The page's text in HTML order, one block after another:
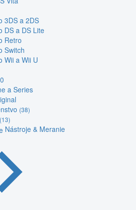
3DS a 2DS
DS a DS Lite
Retro
Switch
Wii a Wii U
a Series
(38)
(13)
Nástroje & Meranie